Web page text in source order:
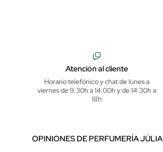
Atención al cliente
Horario telefónico y chat de lunes a
viernes de 9:30h a 14:00h y de 14:30h a
18h
OPINIONES DE PERFUMERÍA JÚLIA